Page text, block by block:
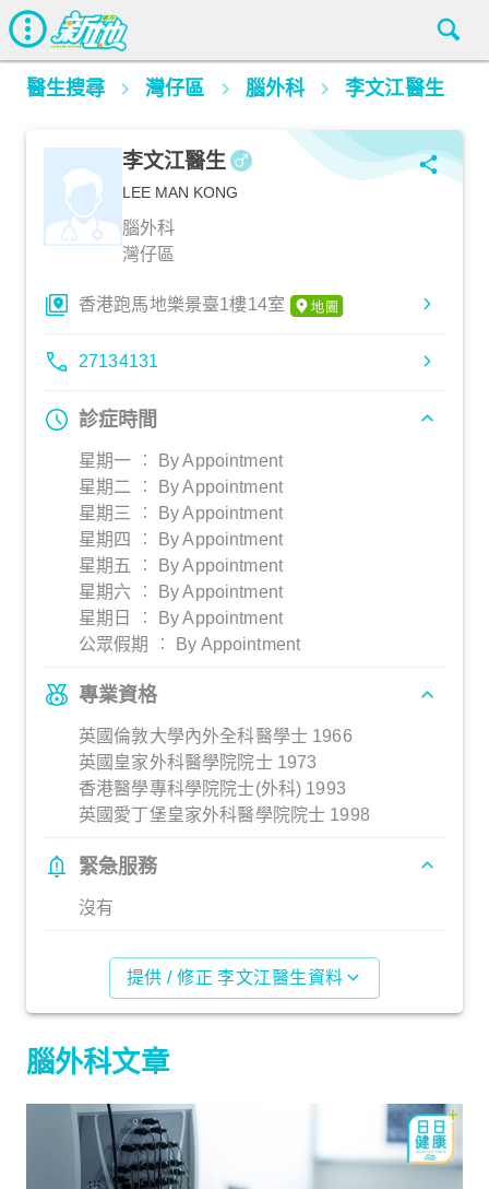
醫生搜尋 灣仔區 腦外科 李文江醫生
李文江醫生
LEE MAN KONG
腦外科
灣仔區
香港跑馬地樂景臺1樓14室
27134131
診症時間
星期一 ︰ By Appointment
星期二 ︰ By Appointment
星期三 ︰ By Appointment
星期四 ︰ By Appointment
星期五 ︰ By Appointment
星期六 ︰ By Appointment
星期日 ︰ By Appointment
公眾假期 ︰ By Appointment
專業資格
英國倫敦大學內外全科醫學士 1966
英國皇家外科醫學院院士 1973
香港醫學專科學院院士(外科) 1993
英國愛丁堡皇家外科醫學院院士 1998
緊急服務
沒有
提供 / 修正 李文江醫生資料
腦外科文章